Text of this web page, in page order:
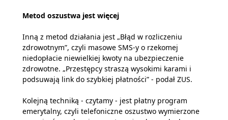
Metod oszustwa jest więcej
Inną z metod działania jest „Błąd w rozliczeniu
zdrowotnym”, czyli masowe SMS-y o rzekomej
niedopłacie niewielkiej kwoty na ubezpieczenie
zdrowotne. „Przestępcy straszą wysokimi karami i
podsuwają link do szybkiej płatności” - podał ZUS.
Kolejną techniką - czytamy - jest płatny program
emerytalny, czyli telefoniczne oszustwo wymierzone